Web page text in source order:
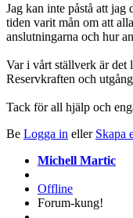
Jag kan inte påstå att
tiden varit mån om att
anslutningarna och hur
Var i vårt ställverk är
Reservkraften och
Tack för all hjälp och
Be Logga in eller Skapa
Michell Martic
Offline
Forum-kung!